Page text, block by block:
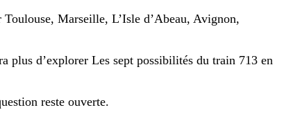
Marseille, L’Isle d’Abeau, Avignon,
plus d’explorer Les sept possibilités du train 713 en
reste ouverte.